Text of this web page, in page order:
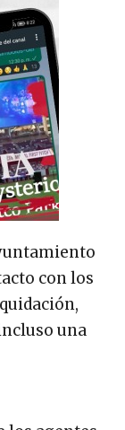
con los
una